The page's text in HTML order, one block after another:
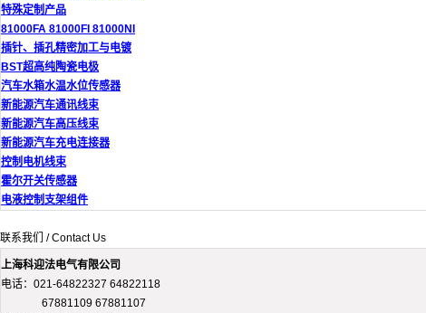
特殊定制产品
81000FA 81000FI 81000NI
插针、插孔精密加工与电镀
BST超高纯陶瓷电极
汽车水箱水温水位传感器
新能源汽车通讯线束
新能源汽车高压线束
新能源汽车充电连接器
控制电机线束
霍尔开关传感器
电液控制支架组件
联系我们 / Contact Us
上海科迎法电气有限公司
电话：021-64822327 64822118
67881109 67881107